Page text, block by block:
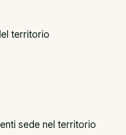
territorio
sede nel territorio